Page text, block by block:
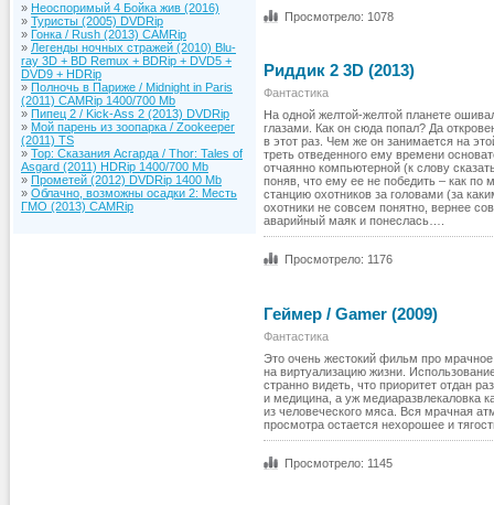
» Неоспоримый 4 Бойка жив (2016)
» Туристы (2005) DVDRip
» Гонка / Rush (2013) CAMRip
» Легенды ночных стражей (2010) Blu-
ray 3D + BD Remux + BDRip + DVD5 +
DVD9 + HDRip
» Полночь в Париже / Midnight in Paris
(2011) CAMRip 1400/700 Mb
» Пипец 2 / Kick-Ass 2 (2013) DVDRip
» Мой парень из зоопарка / Zookeeper
(2011) TS
» Тор: Сказания Асгарда / Thor: Tales of
Asgard (2011) HDRip 1400/700 Mb
» Прометей (2012) DVDRip 1400 Mb
» Облачно, возможны осадки 2: Месть
ГМО (2013) CAMRip
Просмотрело: 1078
Риддик 2 3D (2013)
Фантастика
На одной желтой-желтой планете
глазами. Как он сюда попал? Да
в этот раз. Чем же он занимается на
треть отведенного ему времени
отчаянно компьютерной (к слову
поняв, что ему ее не победить – как
станцию охотников за головами (за
охотники не совсем понятно, вернее
аварийный маяк и понеслась….
Просмотрело: 1176
Геймер / Gamer (2009)
Фантастика
Это очень жестокий фильм про
на виртуализацию жизни.
странно видеть, что приоритет отдан
и медицина, а уж медиаразвлекаловка
из человеческого мяса. Вся мрачная
просмотра остается нехорошее и
Просмотрело: 1145